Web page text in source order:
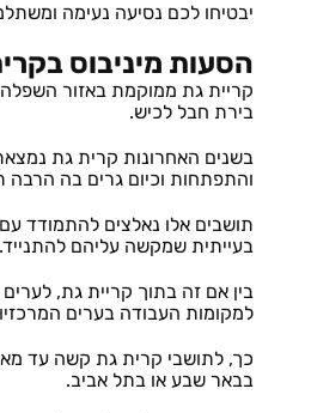
יבטיחו לכם נסיעה נעימה
הסעות מיניבוס
קריית גת ממוקמת באזור
בירת חבל לכיש.
בשנים האחרונות קרית גת
והתפתחות וכיום גרים בה הרבה
תושבים אלו נאלצים להתמודד
בעייתית שמקשה עליהם להתנייד.
בין אם זה בתוך קריית גת,
למקומות העבודה בערים
כך, לתושבי קרית גת קשה עד
בבאר שבע או בתל אביב.